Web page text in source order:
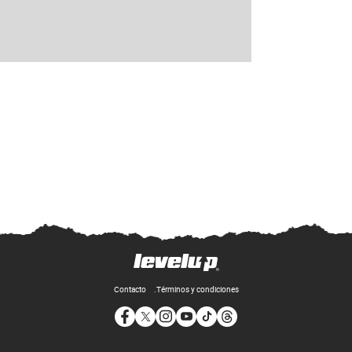
Contacto Términos y condiciones
Opens in new window
Opens in new window
Opens in new window
Opens in new window
Opens in new window
Opens in new window